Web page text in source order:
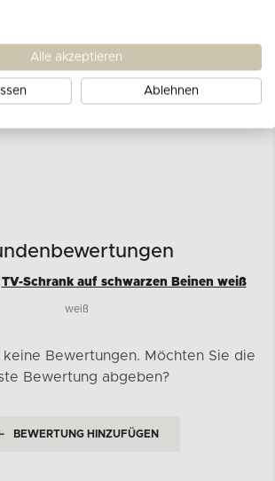
to open
TV-Schrank auf schwarzen Beinen weiß
weiß
Bewertungen. Möchten Sie die
Bewertung abgeben?
BEWERTUNG HINZUFÜGEN
Alle akzeptieren
Ablehnen